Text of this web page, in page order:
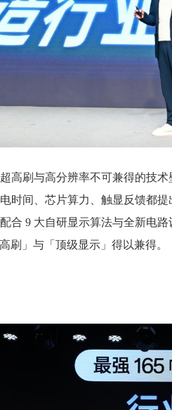
高刷与高分辨率不可兼得的技
时间、芯片算力、触显反馈都
合 9 大自研显示算法与全新电
刷」与「顶级显示」得以兼得。